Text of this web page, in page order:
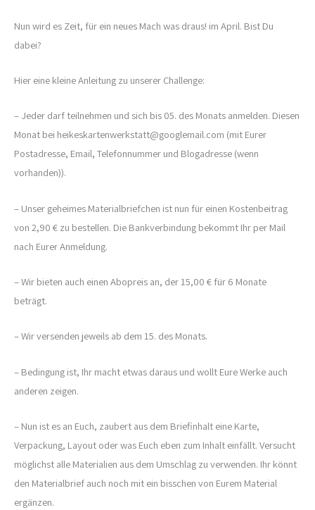
Nun wird es Zeit, für ein neues Mach was draus! im April. Bist Du
dabei?
Hier eine kleine Anleitung zu unserer Challenge:
– Jeder darf teilnehmen und sich bis 05. des Monats anmelden. Diesen
Monat bei heikeskartenwerkstatt@googlemail.com (mit Eurer
Postadresse, Email, Telefonnummer und Blogadresse (wenn
vorhanden)).
– Unser geheimes Materialbriefchen ist nun für einen Kostenbeitrag
von 2,90 € zu bestellen. Die Bankverbindung bekommt Ihr per Mail
nach Eurer Anmeldung.
– Wir bieten auch einen Abopreis an, der 15,00 € für 6 Monate
beträgt.
– Wir versenden jeweils ab dem 15. des Monats.
– Bedingung ist, Ihr macht etwas daraus und wollt Eure Werke auch
anderen zeigen.
– Nun ist es an Euch, zaubert aus dem Briefinhalt eine Karte,
Verpackung, Layout oder was Euch eben zum Inhalt einfällt. Versucht
möglichst alle Materialien aus dem Umschlag zu verwenden. Ihr könnt
den Materialbrief auch noch mit ein bisschen von Eurem Material
ergänzen.